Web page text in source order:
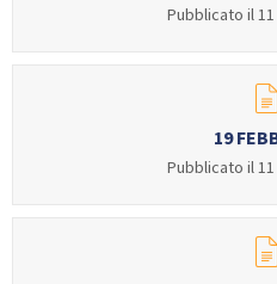
Pubblicato il
19
Pubblicato il